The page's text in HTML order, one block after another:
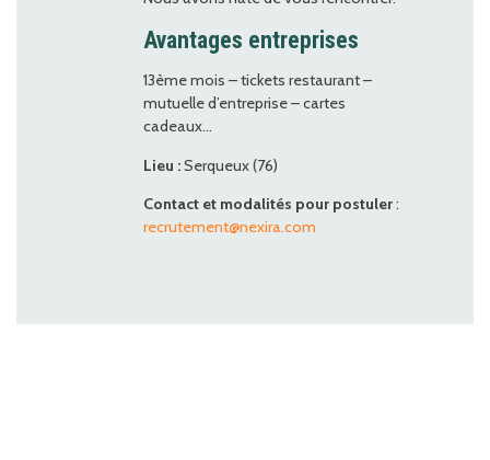
Avantages entreprises
13ème mois – tickets restaurant –
mutuelle d’entreprise – cartes
cadeaux…
Lieu :Serqueux (76)
Contact et modalités pour postuler:
recrutement@nexira.com